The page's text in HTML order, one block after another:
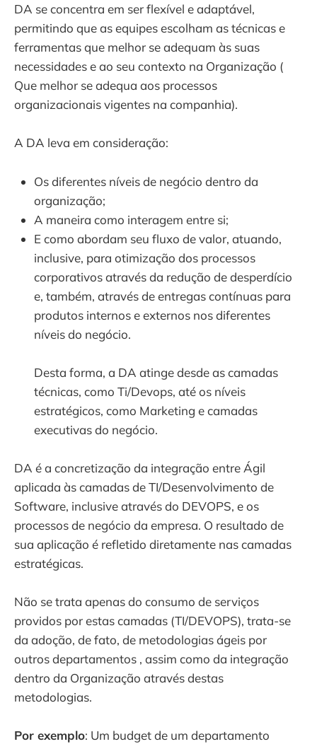
DA se concentra em ser flexível e adaptável,
permitindo que as equipes escolham as técnicas e
ferramentas que melhor se adequam às suas
necessidades e ao seu contexto na Organização (
Que melhor se adequa aos processos
organizacionais vigentes na companhia).
A DA leva em consideração:
Os diferentes níveis de negócio dentro da
organização;
A maneira como interagem entre si;
E como abordam seu fluxo de valor, atuando,
inclusive, para otimização dos processos
corporativos através da redução de desperdício
e, também, através de entregas contínuas para
produtos internos e externos nos diferentes
níveis do negócio.
Desta forma, a DA atinge desde as camadas
técnicas, como Ti/Devops, até os níveis
estratégicos, como Marketing e camadas
executivas do negócio.
DA é a concretização da integração entre Ágil
aplicada às camadas de TI/Desenvolvimento de
Software, inclusive através do DEVOPS, e os
processos de negócio da empresa. O resultado de
sua aplicação é refletido diretamente nas camadas
estratégicas.
Não se trata apenas do consumo de serviços
providos por estas camadas (TI/DEVOPS), trata-se
da adoção, de fato, de metodologias ágeis por
outros departamentos , assim como da integração
dentro da Organização através destas
metodologias.
Por exemplo: Um budget de um departamento